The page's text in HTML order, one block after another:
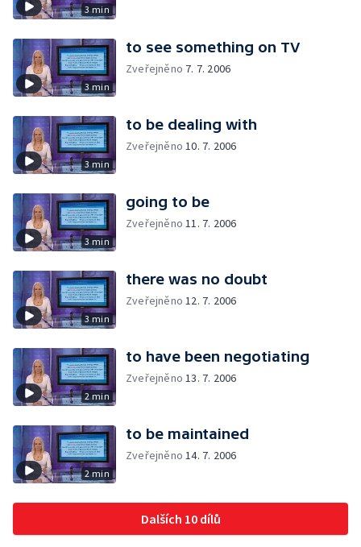
3 min
3 min
to see something on TV
Zveřejněno 7. 7. 2006
3 min
to be dealing with
Zveřejněno10. 7. 2006
3 min
going to be
Zveřejněno11. 7. 2006
3 min
there was no doubt
Zveřejněno12. 7. 2006
2 min
to have been negotiating
Zveřejněno13. 7. 2006
2 min
to be maintained
Zveřejněno14. 7. 2006
Dalších 10 dílů